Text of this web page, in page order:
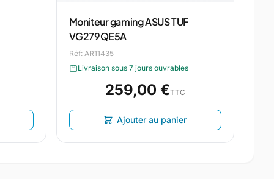
Moniteur gaming ASUS TUF
VG279QE5A
Réf: AR11435
Livraison sous 7 jours ouvrables
259,00 €TTC
Ajouter au panier